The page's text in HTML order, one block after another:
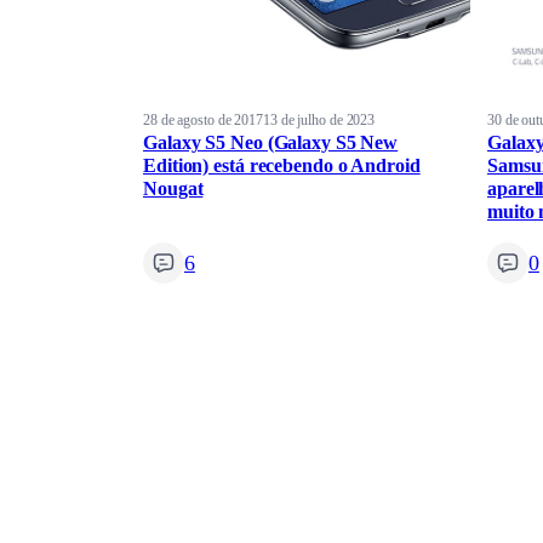
28 de agosto de 201713 de julho de 2023
Galaxy S5 Neo (Galaxy S5 New
Edition) está recebendo o Android
Nougat
6
30 de
muito
0